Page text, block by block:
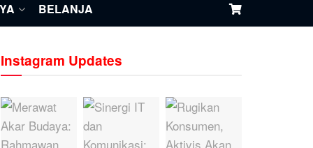
BELANJA
Instagram Updates